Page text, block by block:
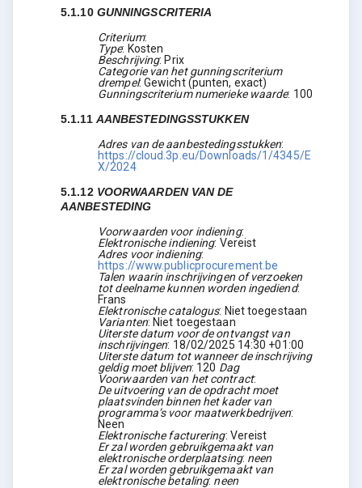
5.1.10 GUNNINGSCRITERIA
Criterium:
Type: Kosten
Beschrijving: Prix
Categorie van het gunningscriterium
drempel: Gewicht (punten, exact)
Gunningscriterium numerieke waarde: 100
5.1.11 AANBESTEDINGSSTUKKEN
Adres van de aanbestedingsstukken:
https://cloud.3p.eu/Downloads/1/4345/E
X/2024
5.1.12 VOORWAARDEN VAN DE
AANBESTEDING
Voorwaarden voor indiening:
Elektronische indiening: Vereist
Adres voor indiening:
https://www.publicprocurement.be
Talen waarin inschrijvingen of verzoeken
tot deelname kunnen worden ingediend:
Frans
Elektronische catalogus: Niet toegestaan
Varianten: Niet toegestaan
Uiterste datum voor de ontvangst van
inschrijvingen: 18/02/2025 14:30 +01:00
Uiterste datum tot wanneer de inschrijving
geldig moet blijven: 120 Dag
Voorwaarden van het contract:
De uitvoering van de opdracht moet
plaatsvinden binnen het kader van
programma’s voor maatwerkbedrijven:
Neen
Elektronische facturering: Vereist
Er zal worden gebruikgemaakt van
elektronische orderplaatsing: neen
Er zal worden gebruikgemaakt van
elektronische betaling: neen